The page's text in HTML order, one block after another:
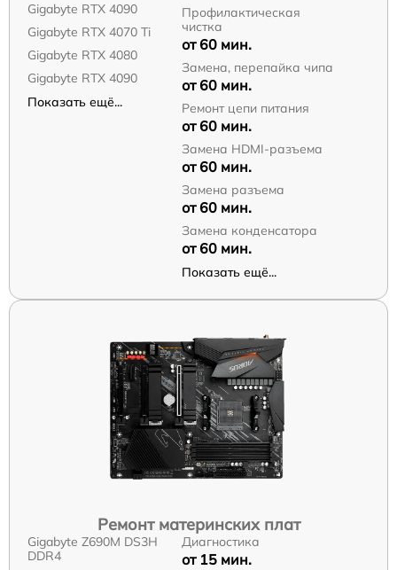
Gigabyte RTX 4090
Gigabyte RTX 4070 Ti
Gigabyte RTX 4080
Gigabyte RTX 4090
Показать ещё...
Профилактическая
чистка
от 60 мин.
Замена, перепайка чипа
от 60 мин.
Ремонт цепи питания
от 60 мин.
Замена HDMI-разъема
от 60 мин.
Замена разъема
от 60 мин.
Замена конденсатора
от 60 мин.
Показать ещё...
Ремонт материнских плат
Gigabyte Z690M DS3H
DDR4
Диагностика
от 15 мин.